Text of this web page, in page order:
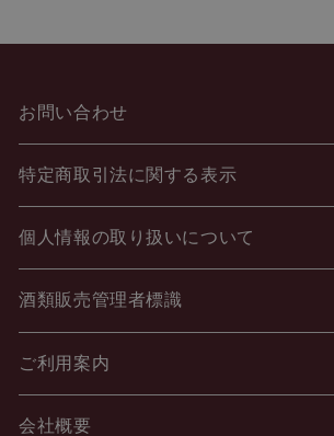
お問い合わせ
特定商取引法に関する表示
個人情報の取り扱いについて
酒類販売管理者標識
ご利用案内
会社概要